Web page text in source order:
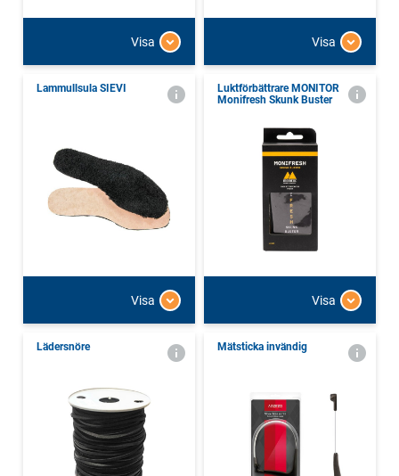
Visa Visa
Lammullsula SIEVI
Visa
Luktförbättrare MONITOR
Monifresh Skunk Buster
Visa
Lädersnöre Mätsticka invändig